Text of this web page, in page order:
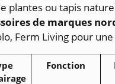
plantes ou tapis
de marques
Ferm Living pour
Fonction